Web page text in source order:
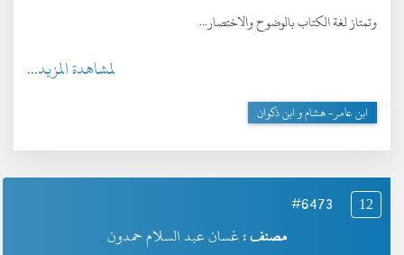
وتمتاز لغة الكتاب بالوضوح والاختصار...
لمشاهدة المزيد...
ابن عامر- هشام و ابن ذكوان
12
#6473
مصنف :غسان عبد السلام حمدون